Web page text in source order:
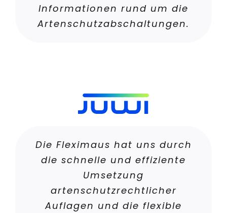
Informationen rund um die
Artenschutzabschaltungen.
Die Fleximaus hat uns durch
die schnelle und effiziente
Umsetzung
artenschutzrechtlicher
Auflagen und die flexible